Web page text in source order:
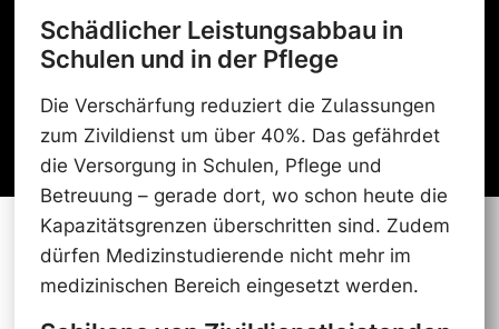
Schädlicher Leistungsabbau in
Schulen und in der Pflege
Die Verschärfung reduziert die Zulassungen
zum Zivildienst um über 40%. Das gefährdet
die Versorgung in Schulen, Pflege und
Betreuung – gerade dort, wo schon heute die
Kapazitätsgrenzen überschritten sind. Zudem
dürfen Medizinstudierende nicht mehr im
medizinischen Bereich eingesetzt werden.